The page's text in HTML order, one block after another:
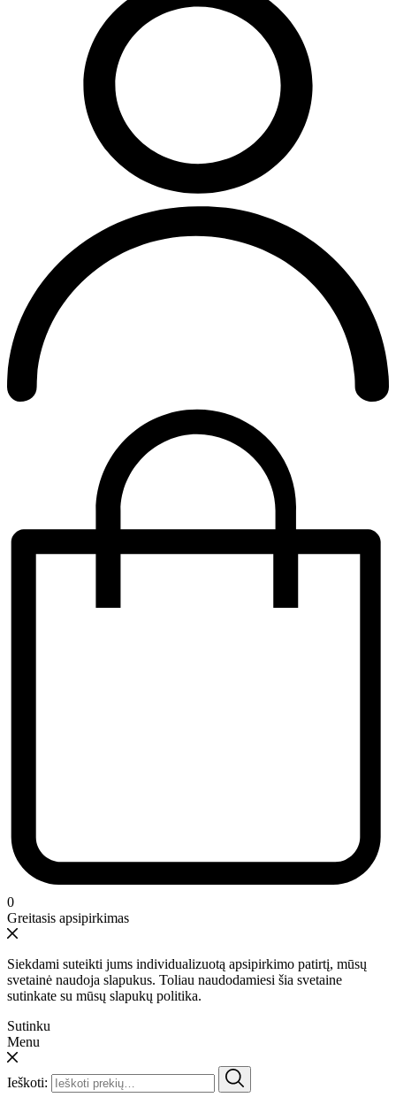
0
Greitasis apsipirkimas
Siekdami suteikti jums individualizuotą apsipirkimo patirtį, mūsų
svetainė naudoja slapukus. Toliau naudodamiesi šia svetaine
sutinkate su mūsų slapukų politika.
Sutinku
Menu
Ieškoti: